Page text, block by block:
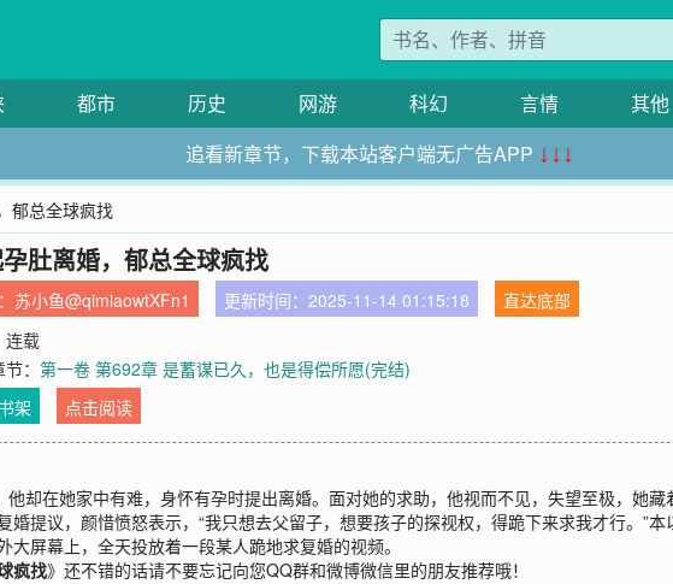
都市 历史 网游 科幻 言情 其他
追看新章节，下载本站客户端无广告APP ↓↓↓
郁总全球疯找
肚离婚，郁总全球疯找
苏小鱼@qimiaowtXFn1 更新时间：2025-11-14 01:15:18
直达底部
连载
节：第一卷 第692章 是蓄谋已久，也是得偿所愿(完结)
架
点击阅读
他却在她家中有难，身怀有孕时提出离婚。面对她的求助，他视而不见，失望至极，她
婚提议，颜惜愤怒表示，“我只想去父留子，想要孩子的探视权，得跪下来求我才行。”
屏幕上，全天投放着一段某人跪地求复婚的视频。
疯找》还不错的话请不要忘记向您QQ群和微博微信里的朋友推荐哦！